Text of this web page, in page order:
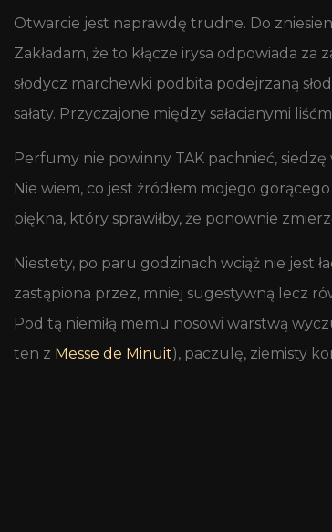
Otwarcie jest naprawdę trudne. Do
Zakładam, że to kłącze irysa odpowiada
słodycz marchewki podbita podejrzaną
sałaty. Przyczajone między sałacianymi
Perfumy nie powinny TAK pachnieć,
Nie wiem, co jest źródłem mojego
piękna, który sprawiłby, że ponownie
Niestety, po paru godzinach wciąż nie jest
zastąpiona przez, mniej sugestywną lecz
Pod tą niemiłą memu nosowi warstwą
ten z Messe de Minuit), paczulę, ziemisty